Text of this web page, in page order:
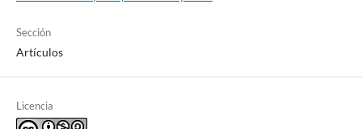
Disponible en:
s/assets/_pdf/Module1/Lesson2/M1_L2_21.pdf
Constitución Política de los Estados Unidos Mexicanos [Internet].
[Consultado 21 de julio de 2022]. Disponible en:
https://www.diputados.gob.mx/LeyesBiblio/ref/cpeum.htm
Sección
Artículos
Licencia